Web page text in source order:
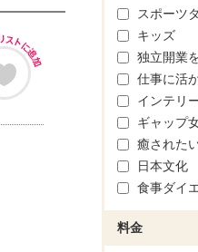
スポーツ
キッズ
独立開業
仕事に活
インテリ
ギャップ
癒された
日本文化
食事ダイ
料金